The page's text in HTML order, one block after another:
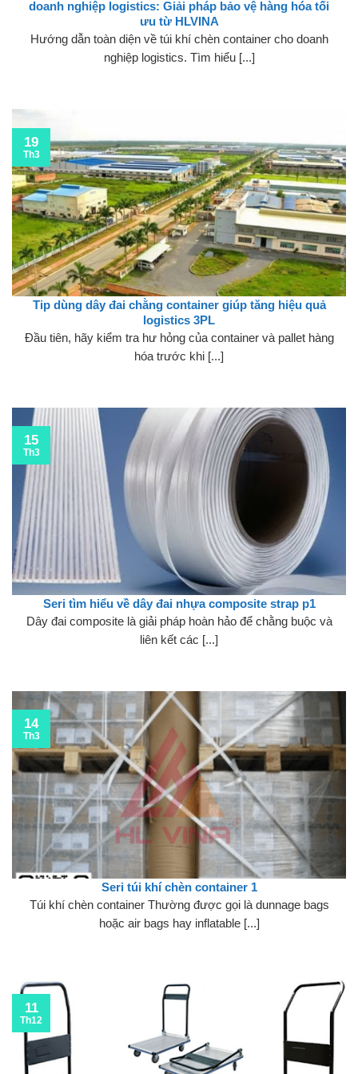
doanh nghiệp logistics: Giải pháp bảo vệ hàng hóa tối
ưu từ HLVINA
Hướng dẫn toàn diện về túi khí chèn container cho doanh
nghiệp logistics. Tìm hiểu [...]
Tip dùng dây đai chằng container giúp tăng hiệu quả
logistics 3PL
Đầu tiên, hãy kiểm tra hư hỏng của container và pallet hàng
hóa trước khi [...]
19
Th3
Seri tìm hiểu về dây đai nhựa composite strap p1
Dây đai composite là giải pháp hoàn hảo để chằng buộc và
liên kết các [...]
15
Th3
Seri túi khí chèn container 1
Túi khí chèn container Thường được gọi là dunnage bags
hoặc air bags hay inflatable [...]
14
Th3
11
Th12